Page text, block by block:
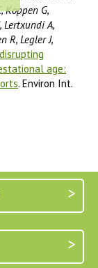
Koppen G,
Lertxundi A,
R, Legler J,
age:
. Environ Int.
>
>